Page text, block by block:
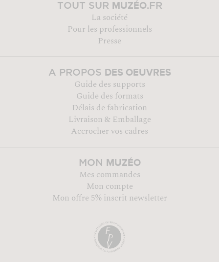
TOUT SUR MUZÉO.FR
La société
Pour les professionnels
Presse
A PROPOS DES OEUVRES
Guide des supports
Guide des formats
Délais de fabrication
Livraison & Emballage
Accrocher vos cadres
MON MUZÉO
Mes commandes
Mon compte
Mon offre 5% inscrit newsletter